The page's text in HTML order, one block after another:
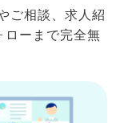
ご相談、求人紹
ローまで完全無